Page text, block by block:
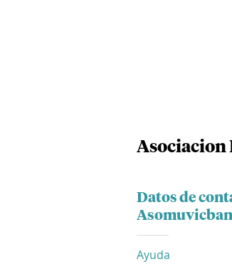
Asociacion
Datos de
Asomuvicban
Ayuda